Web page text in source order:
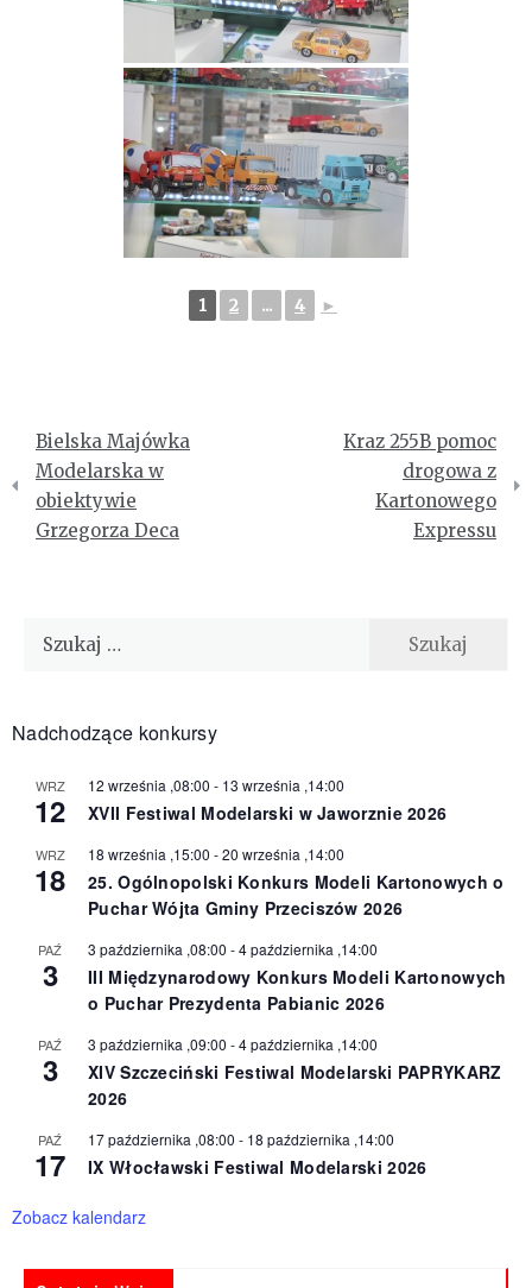
1 2 ... 4 ►
Nawigacja
wpisu
Bielska Majówka
Modelarska w
obiektywie
Grzegorza Deca
Kraz 255B pomoc
drogowa z
Kartonowego
Expressu
Szukaj:
Nadchodzące konkursy
WRZ
12
12 września ,08:00 - 13 września ,14:00
XVII Festiwal Modelarski w Jaworznie 2026
WRZ
18
18 września ,15:00 -20 września ,14:00
25. Ogólnopolski Konkurs Modeli Kartonowych o
Puchar Wójta Gminy Przeciszów 2026
PAŹ
3
3 października ,08:00 -4 października ,14:00
III Międzynarodowy Konkurs Modeli Kartonowych
o Puchar Prezydenta Pabianic 2026
PAŹ
3
3 października ,09:00 -4 października ,14:00
XIV Szczeciński Festiwal Modelarski PAPRYKARZ
2026
PAŹ
17
17 października ,08:00 - 18 października ,14:00
IX Włocławski Festiwal Modelarski 2026
Zobacz kalendarz